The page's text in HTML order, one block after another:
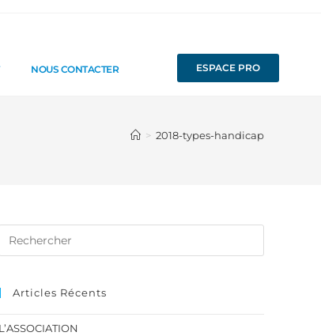
NOUS CONTACTER ESPACE PRO
> 2018-types-handicap
Articles Récents
L’ASSOCIATION